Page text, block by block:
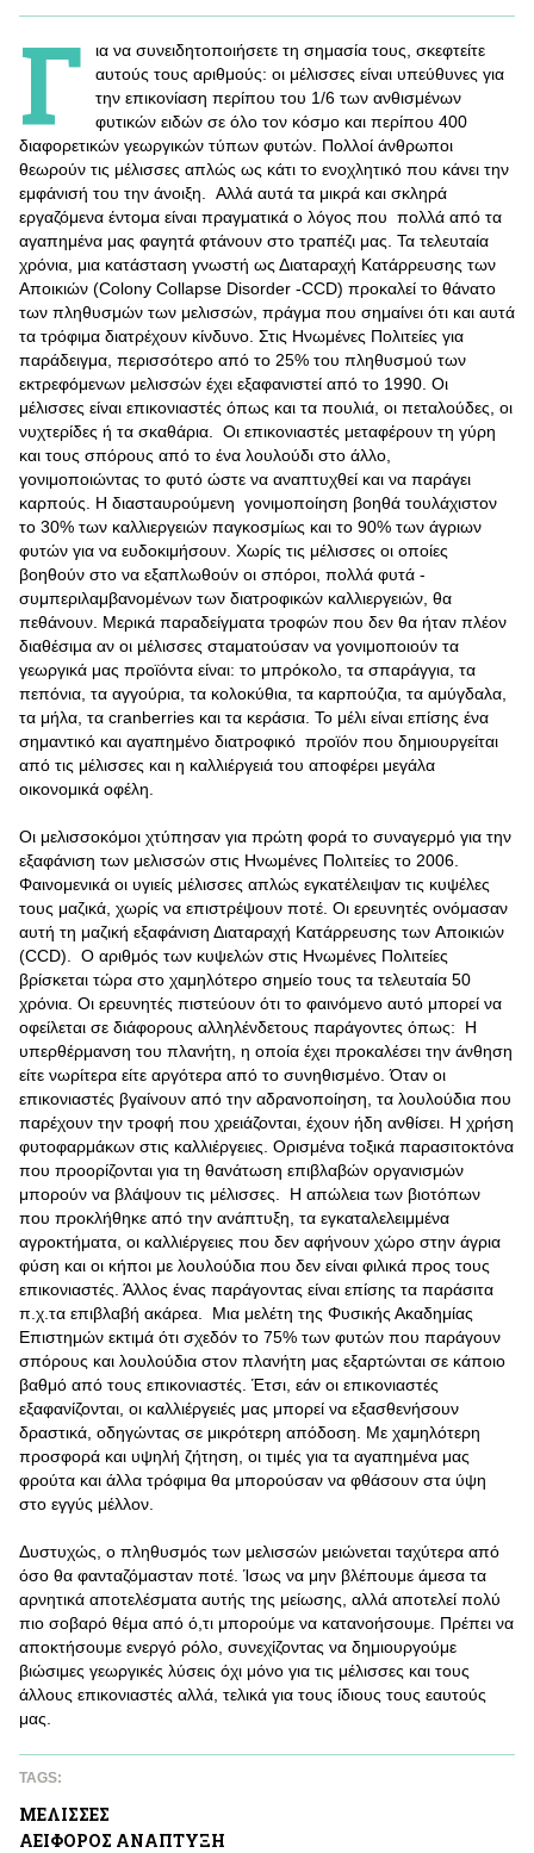
Γ
ια να συνειδητοποιήσετε τη σημασία τους, σκεφτείτε
αυτούς τους αριθμούς: οι μέλισσες είναι υπεύθυνες για
την επικονίαση περίπου του 1/6 των ανθισμένων
φυτικών ειδών σε όλο τον κόσμο και περίπου 400
διαφορετικών γεωργικών τύπων φυτών. Πολλοί άνθρωποι
θεωρούν τις μέλισσες απλώς ως κάτι το ενοχλητικό που κάνει την
εμφάνισή του την άνοιξη. Αλλά αυτά τα μικρά και σκληρά
εργαζόμενα έντομα είναι πραγματικά ο λόγος που πολλά από τα
αγαπημένα μας φαγητά φτάνουν στο τραπέζι μας. Τα τελευταία
χρόνια, μια κατάσταση γνωστή ως Διαταραχή Κατάρρευσης των
Αποικιών (Colony Collapse Disorder -CCD) προκαλεί το θάνατο
των πληθυσμών των μελισσών, πράγμα που σημαίνει ότι και αυτά
τα τρόφιμα διατρέχουν κίνδυνο. Στις Ηνωμένες Πολιτείες για
παράδειγμα, περισσότερο από το 25% του πληθυσμού των
εκτρεφόμενων μελισσών έχει εξαφανιστεί από το 1990. Οι
μέλισσες είναι επικονιαστές όπως και τα πουλιά, οι πεταλούδες, οι
νυχτερίδες ή τα σκαθάρια. Οι επικονιαστές μεταφέρουν τη γύρη
και τους σπόρους από το ένα λουλούδι στο άλλο,
γονιμοποιώντας το φυτό ώστε να αναπτυχθεί και να παράγει
καρπούς. Η διασταυρούμενη γονιμοποίηση βοηθά τουλάχιστον
το 30% των καλλιεργειών παγκοσμίως και το 90% των άγριων
φυτών για να ευδοκιμήσουν. Χωρίς τις μέλισσες οι οποίες
βοηθούν στο να εξαπλωθούν οι σπόροι, πολλά φυτά -
συμπεριλαμβανομένων των διατροφικών καλλιεργειών, θα
πεθάνουν. Μερικά παραδείγματα τροφών που δεν θα ήταν πλέον
διαθέσιμα αν οι μέλισσες σταματούσαν να γονιμοποιούν τα
γεωργικά μας προϊόντα είναι: το μπρόκολο, τα σπαράγγια, τα
πεπόνια, τα αγγούρια, τα κολοκύθια, τα καρπούζια, τα αμύγδαλα,
τα μήλα, τα cranberries και τα κεράσια. Το μέλι είναι επίσης ένα
σημαντικό και αγαπημένο διατροφικό προϊόν που δημιουργείται
από τις μέλισσες και η καλλιέργειά του αποφέρει μεγάλα
οικονομικά οφέλη.
Οι μελισσοκόμοι χτύπησαν για πρώτη φορά το συναγερμό για την
εξαφάνιση των μελισσών στις Ηνωμένες Πολιτείες το 2006.
Φαινομενικά οι υγιείς μέλισσες απλώς εγκατέλειψαν τις κυψέλες
τους μαζικά, χωρίς να επιστρέψουν ποτέ. Οι ερευνητές ονόμασαν
αυτή τη μαζική εξαφάνιση Διαταραχή Kατάρρευσης των Aποικιών
(CCD). Ο αριθμός των κυψελών στις Ηνωμένες Πολιτείες
βρίσκεται τώρα στο χαμηλότερο σημείο τους τα τελευταία 50
χρόνια. Οι ερευνητές πιστεύουν ότι το φαινόμενο αυτό μπορεί να
οφείλεται σε διάφορους αλληλένδετους παράγοντες όπως: Η
υπερθέρμανση του πλανήτη, η οποία έχει προκαλέσει την άνθηση
είτε νωρίτερα είτε αργότερα από το συνηθισμένο. Όταν οι
επικονιαστές βγαίνουν από την αδρανοποίηση, τα λουλούδια που
παρέχουν την τροφή που χρειάζονται, έχουν ήδη ανθίσει. Η χρήση
φυτοφαρμάκων στις καλλιέργειες. Ορισμένα τοξικά παρασιτοκτόνα
που προορίζονται για τη θανάτωση επιβλαβών οργανισμών
μπορούν να βλάψουν τις μέλισσες. Η απώλεια των βιοτόπων
που προκλήθηκε από την ανάπτυξη, τα εγκαταλελειμμένα
αγροκτήματα, οι καλλιέργειες που δεν αφήνουν χώρο στην άγρια
φύση και οι κήποι με λουλούδια που δεν είναι φιλικά προς τους
επικονιαστές. Άλλος ένας παράγοντας είναι επίσης τα παράσιτα
π.χ.τα επιβλαβή ακάρεα. Μια μελέτη της Φυσικής Ακαδημίας
Επιστημών εκτιμά ότι σχεδόν το 75% των φυτών που παράγουν
σπόρους και λουλούδια στον πλανήτη μας εξαρτώνται σε κάποιο
βαθμό από τους επικονιαστές. Έτσι, εάν οι επικονιαστές
εξαφανίζονται, οι καλλιέργειές μας μπορεί να εξασθενήσουν
δραστικά, οδηγώντας σε μικρότερη απόδοση. Με χαμηλότερη
προσφορά και υψηλή ζήτηση, οι τιμές για τα αγαπημένα μας
φρούτα και άλλα τρόφιμα θα μπορούσαν να φθάσουν στα ύψη
στο εγγύς μέλλον.
Δυστυχώς, ο πληθυσμός των μελισσών μειώνεται ταχύτερα από
όσο θα φανταζόμασταν ποτέ. Ίσως να μην βλέπουμε άμεσα τα
αρνητικά αποτελέσματα αυτής της μείωσης, αλλά αποτελεί πολύ
πιο σοβαρό θέμα από ό,τι μπορούμε να κατανοήσουμε. Πρέπει να
αποκτήσουμε ενεργό ρόλο, συνεχίζοντας να δημιουργούμε
βιώσιμες γεωργικές λύσεις όχι μόνο για τις μέλισσες και τους
άλλους επικονιαστές αλλά, τελικά για τους ίδιους τους εαυτούς
μας.
TAGS:
ΜΕΛΙΣΣΕΣ
ΑΕΙΦΟΡΟΣ ΑΝAΠΤΥΞΗ